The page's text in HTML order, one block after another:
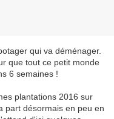
qui va déménager.
que tout ce petit monde
6 semaines !
plantations 2016 sur
part désormais en peu en